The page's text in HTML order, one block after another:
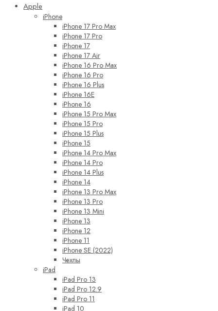
Apple
iPhone
iPhone 17 Pro Max
iPhone 17 Pro
iPhone 17
iPhone 17 Air
iPhone 16 Pro Max
iPhone 16 Pro
iPhone 16 Plus
iPhone 16E
iPhone 16
iPhone 15 Pro Max
iPhone 15 Pro
iPhone 15 Plus
iPhone 15
iPhone 14 Pro Max
iPhone 14 Pro
iPhone 14 Plus
iPhone 14
iPhone 13 Pro Max
iPhone 13 Pro
iPhone 13 Mini
iPhone 13
iPhone 12
iPhone 11
iPhone SE (2022)
Чехлы
iPad
iPad Pro 13
iPad Pro 12.9
iPad Pro 11
iPad 10